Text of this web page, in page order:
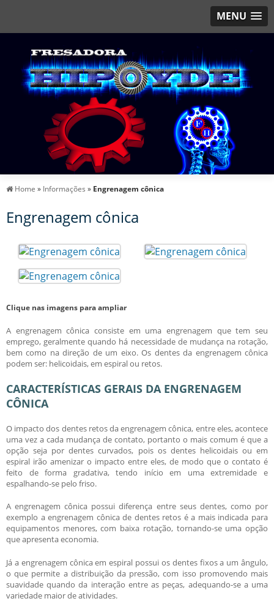
MENU
Home » Informações » Engrenagem cônica
Engrenagem cônica
Clique nas imagens para ampliar
A engrenagem cônica consiste em uma engrenagem que tem seu
emprego, geralmente quando há necessidade de mudança na rotação,
bem como na direção de um eixo. Os dentes da engrenagem cônica
podem ser: helicoidais, em espiral ou retos.
CARACTERÍSTICAS GERAIS DA ENGRENAGEM
CÔNICA
O impacto dos dentes retos daengrenagem cônica, entre eles, acontece
uma vez a cada mudança de contato, portanto o mais comum é que a
opção seja por dentes curvados, pois os dentes helicoidais ou em
espiral irão amenizar o impacto entre eles, de modo que o contato é
feito de forma gradativa, tendo início em uma extremidade e
espalhando-se pelo friso.
Aengrenagem cônica possui diferença entre seus dentes, como por
exemplo aengrenagem cônicade dentes retos é a mais indicada para
equipamentos menores, com baixa rotação, tornando-se uma opção
que apresenta economia.
Já a engrenagem cônicaem espiral possui os dentes fixos a um ângulo,
o que permite a distribuição da pressão, com isso promovendo mais
suavidade quando da interação entre as peças, adequando-se a uma
variedade maior de atividades.